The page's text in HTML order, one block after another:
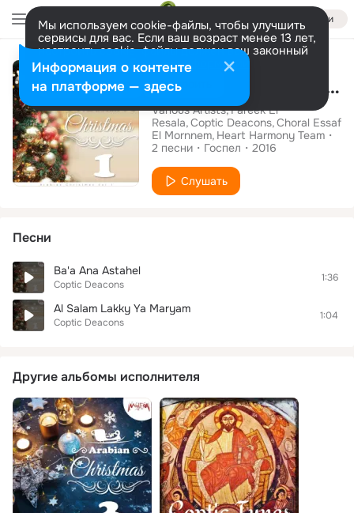
Войти
Мы используем cookie-файлы, чтобы улучшить
сервисы для вас. Если ваш возраст менее 13 лет,
настроить cookie-файлы должен ваш законный
представитель. Больше информации
Разрешить все Настроить Arabian Christmas, Vol. 1
Various Artists Fareek El
Resala Coptic Deacons Choral Essaf
El Mornnem Heart Harmony Team
2 песни Госпел 2016
Слушать
Песни
Ba'a Ana Astahel
Coptic Deacons
1:36
Al Salam Lakky Ya Maryam
Coptic Deacons
1:04
Другие альбомы исполнителя
Информация о контенте
на платформе — здесь